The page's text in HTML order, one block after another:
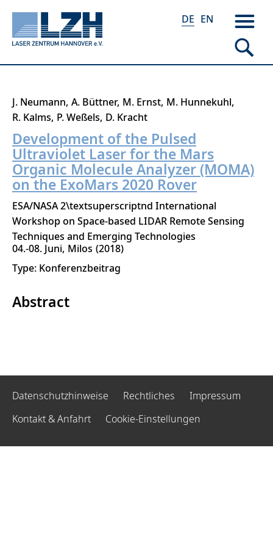
Direkt
zum
Inhalt
DE EN
J. Neumann A. Büttner M. Ernst M. Hunnekuhl
R. Kalms P. Weßels D. Kracht
Development of the Pulsed
Ultraviolet Laser for the Mars
Organic Molecule Analyzer (MOMA)
on the ExoMars 2020 Rover
ESA/NASA 2\textsuperscriptnd International
Workshop on Space-based LIDAR Remote Sensing
Techniques and Emerging Technologies
04.-08. Juni Milos 2018
Type: Konferenzbeitrag
Abstract
Datenschutzhinweise Rechtliches
Impressum
Kontakt & Anfahrt
Cookie-Einstellungen